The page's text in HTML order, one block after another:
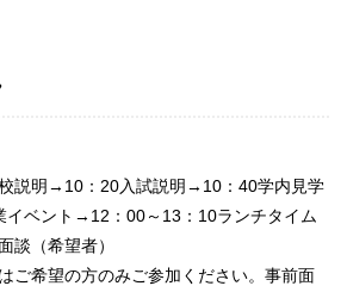
説明→10：20入試説明→10：40学内見学
ベント→12：00～13：10ランチタイム
談（希望者）
ご希望の方のみご参加ください。事前面